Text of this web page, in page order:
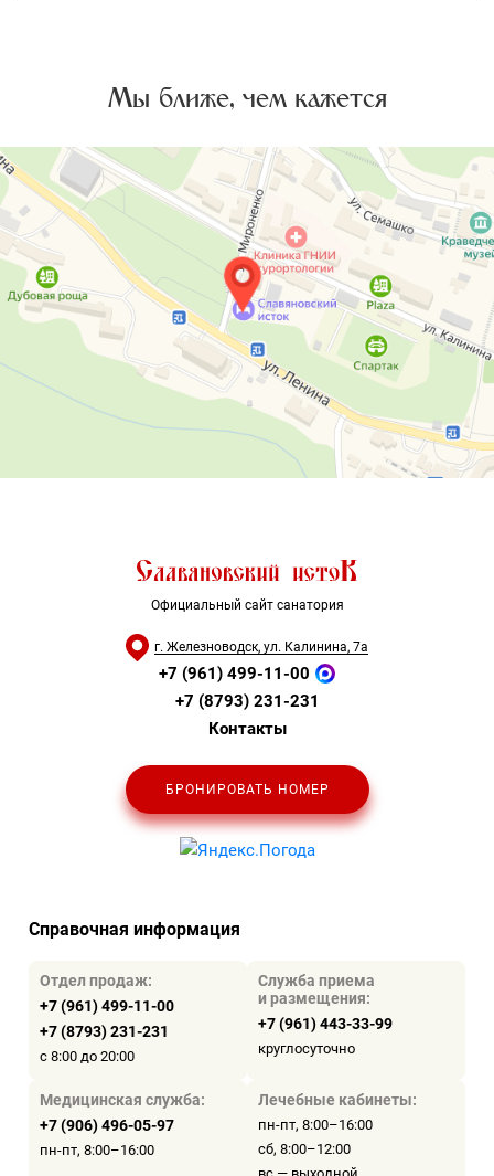
Мы ближе, чем кажется
Официальный сайт санатория
г. Железноводск, ул. Калинина, 7а
+7 (961) 499-11-00
+7 (8793) 231-231
Контакты
БРОНИРОВАТЬ НОМЕР
Справочная информация
Отдел продаж:
+7 (961) 499-11-00
+7 (8793) 231-231
с 8:00 до 20:00
Служба приема
и размещения:
+7 (961) 443-33-99
круглосуточно
Медицинская служба:
+7 (906) 496-05-97
пн-пт, 8:00–16:00
Лечебные кабинеты:
пн-пт, 8:00–16:00
сб, 8:00–12:00